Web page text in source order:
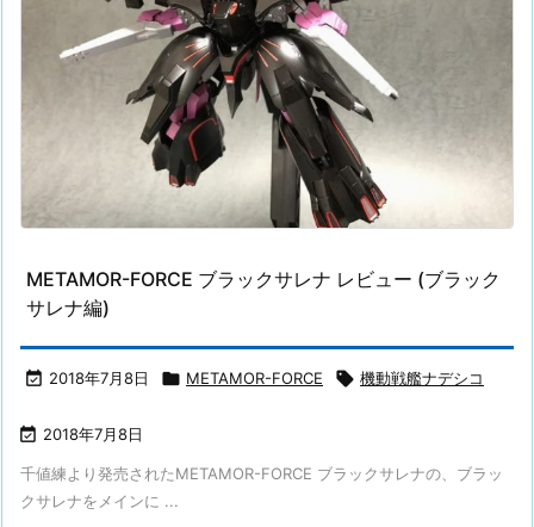
METAMOR-FORCE ブラックサレナ レビュー (ブラック
サレナ編)
 2018年7月8日  METAMOR-FORCE  機動戦艦ナデシコ
 2018年7月8日
千値練より発売されたMETAMOR-FORCE ブラックサレナの、ブラッ
クサレナをメインに ...